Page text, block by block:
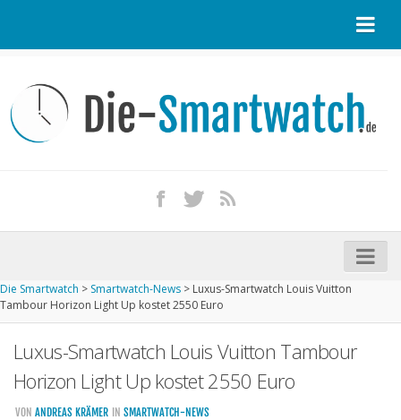
Kontakt / Tipp geben
Impressum
iPhone kaufen
Startseite
Kommende Smartwatches
Marken und Modelle
Die Smartwatch > Smartwatch-News > Luxus-Smartwatch Louis Vuitton
Tambour Horizon Light Up kostet 2550 Euro
Luxus-Smartwatch Louis Vuitton Tambour
Horizon Light Up kostet 2550 Euro
VON ANDREAS KRÄMER IN SMARTWATCH-NEWS